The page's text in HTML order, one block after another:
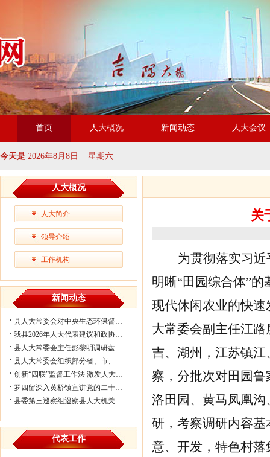
首页 人大概况 新闻动态 人大会议
今天是 2026年8月8日 星期六
人大概况
人大简介
领导介绍
工作机构
新闻动态
县人大常委会对中央生态环保督察反馈...
我县2026年人大代表建议和政协委员提...
县人大常委会主任彭黎明调研盘谷镇乡...
县人大常委会组织部分省、市、县人大代...
创新“四联”监督工作法 激发人大履职...
罗四留深入黄桥镇宣讲党的二十届四中...
县委第三巡察组巡察县人大机关情况反...
代表工作
关
为贯彻落实习
明晰“田园综合体”
现代休闲农业的快
大常委会副主任江
吉、湖州，江苏镇
察，分批次对田园
洛田园、黄马凤凰
研，考察调研内容
意、开发，特色村